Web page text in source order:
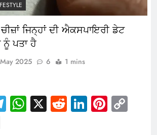
ਜਿਨ੍ਹਾਂ ਦੀ ਐਕਸਪਾਇਰੀ ਡੇਟ
ਪਤਾ ਹੈ
2025 6 1 mins
Telegram
WhatsApp
X RedditLinkedIn